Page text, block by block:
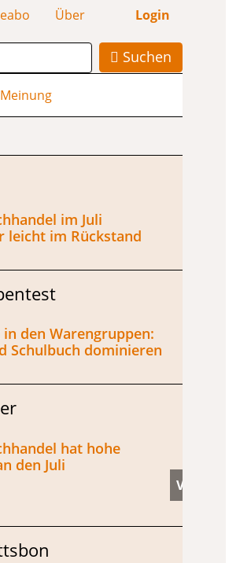
Über Login
Suchen
Meinung
im Juli
leicht im Rückstand
den Warengruppen:
Schulbuch dominieren
hat hohe
den Juli